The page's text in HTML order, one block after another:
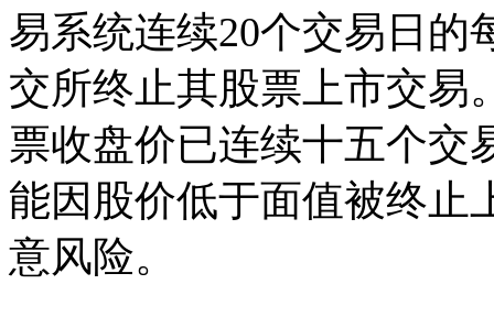
易系统连续20个交易日的
交所终止其股票上市交易
票收盘价已连续十五个交
能因股价低于面值被终止
意风险。